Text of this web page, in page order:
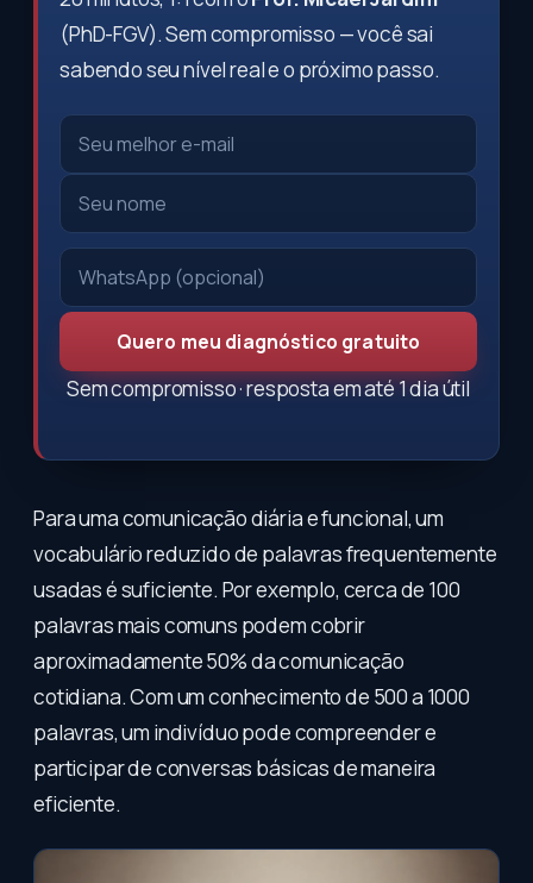
(PhD-FGV). Sem compromisso — você sai
sabendo seu nível real e o próximo passo.
Quero meu diagnóstico gratuito
Sem compromisso · resposta em até 1 dia útil
Para uma comunicação diária e funcional, um
vocabulário reduzido de palavras frequentemente
usadas é suficiente. Por exemplo, cerca de 100
palavras mais comuns podem cobrir
aproximadamente 50% da comunicação
cotidiana. Com um conhecimento de 500 a 1000
palavras, um indivíduo pode compreender e
participar de conversas básicas de maneira
eficiente.